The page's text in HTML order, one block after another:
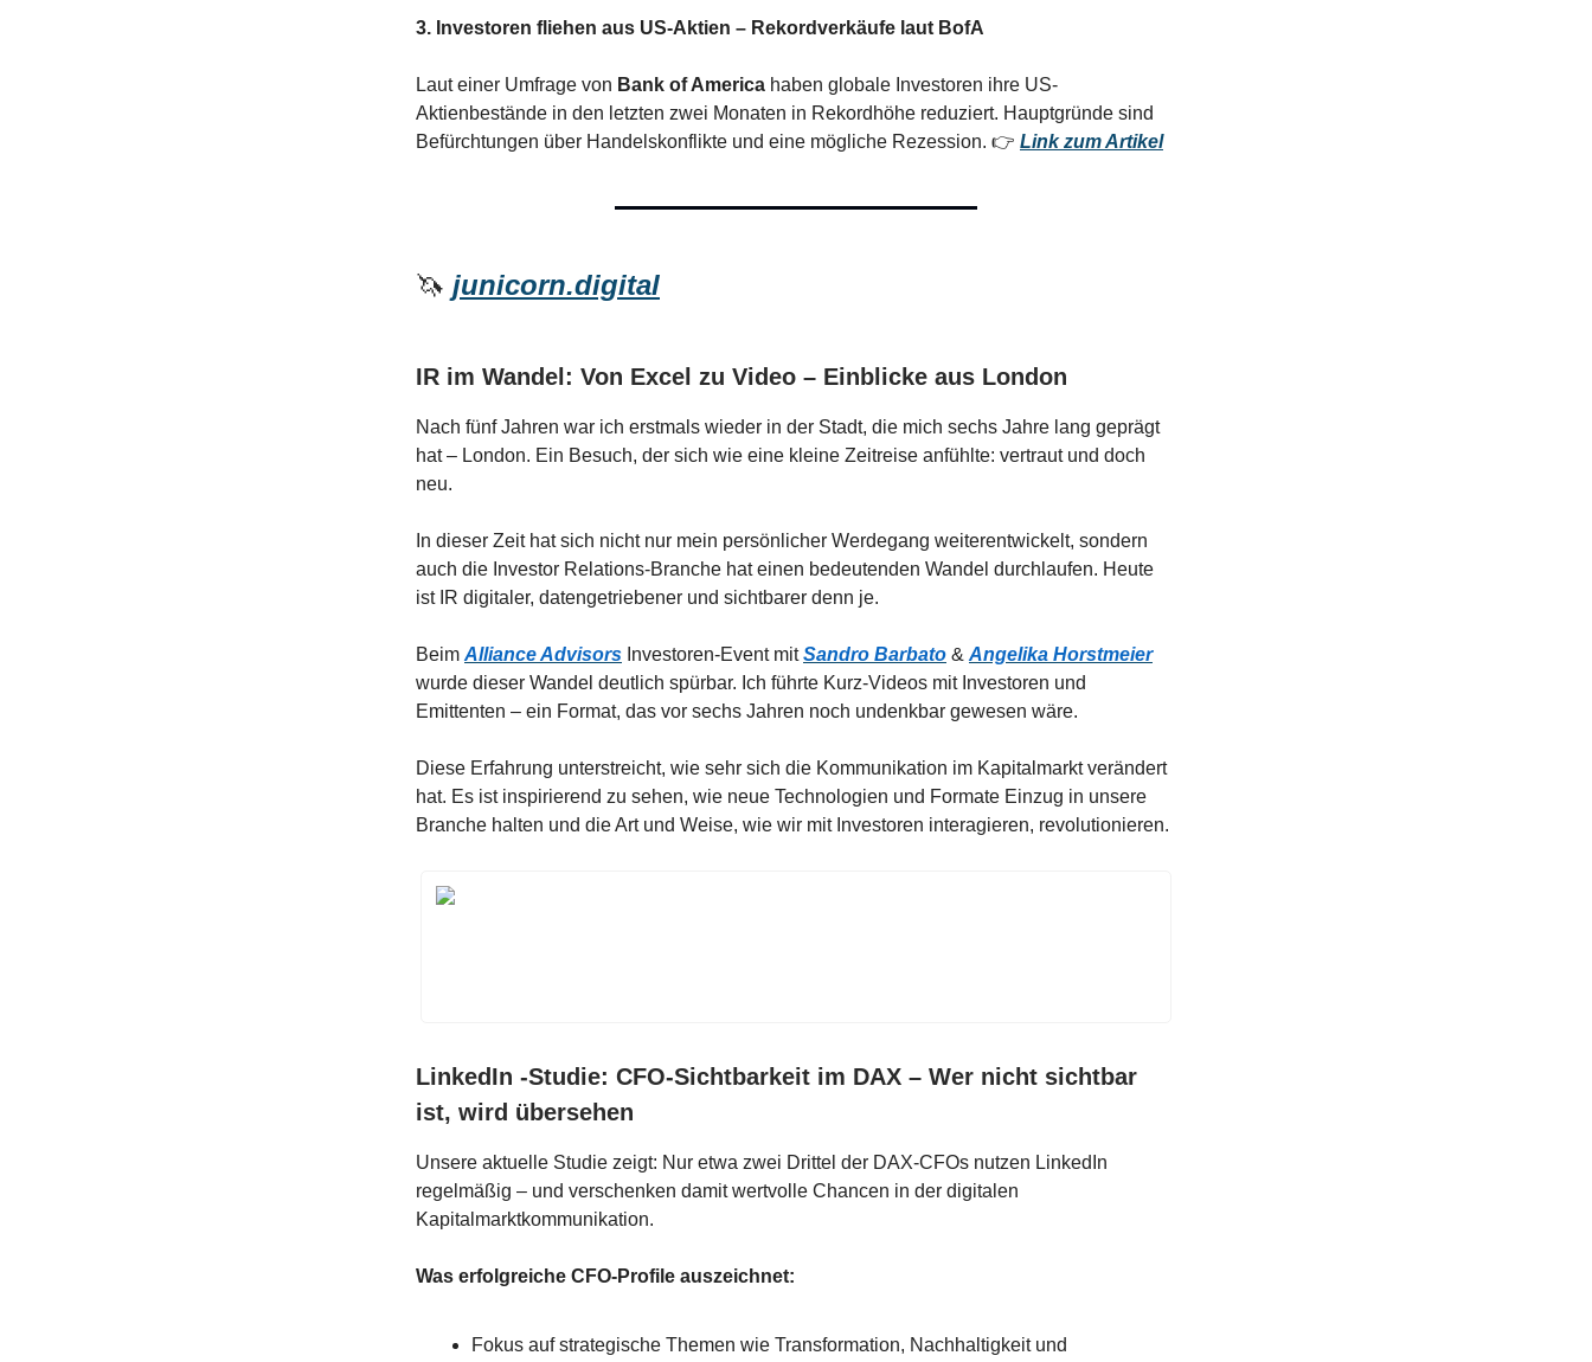
3. Investoren fliehen aus US-Aktien – Rekordverkäufe laut BofA
Laut einer Umfrage von Bank of America haben globale Investoren ihre US-
Aktienbestände in den letzten zwei Monaten in Rekordhöhe reduziert. Hauptgründe sind
Befürchtungen über Handelskonflikte und eine mögliche Rezession. 👉 Link zum Artikel
🦄 junicorn.digital
IR im Wandel: Von Excel zu Video – Einblicke aus London
Nach fünf Jahren war ich erstmals wieder in der Stadt, die mich sechs Jahre lang geprägt
hat – London. Ein Besuch, der sich wie eine kleine Zeitreise anfühlte: vertraut und doch
neu.
In dieser Zeit hat sich nicht nur mein persönlicher Werdegang weiterentwickelt, sondern
auch die Investor Relations-Branche hat einen bedeutenden Wandel durchlaufen. Heute
ist IR digitaler, datengetriebener und sichtbarer denn je.
Beim Alliance Advisors Investoren-Event mitSandro Barbato & Angelika Horstmeier
wurde dieser Wandel deutlich spürbar. Ich führte Kurz-Videos mit Investoren und
Emittenten – ein Format, das vor sechs Jahren noch undenkbar gewesen wäre.
Diese Erfahrung unterstreicht, wie sehr sich die Kommunikation im Kapitalmarkt verändert
hat. Es ist inspirierend zu sehen, wie neue Technologien und Formate Einzug in unsere
Branche halten und die Art und Weise, wie wir mit Investoren interagieren, revolutionieren.
LinkedIn -Studie: CFO-Sichtbarkeit im DAX – Wer nicht sichtbar
ist, wird übersehen
Unsere aktuelle Studie zeigt: Nur etwa zwei Drittel der DAX-CFOs nutzen LinkedIn
regelmäßig – und verschenken damit wertvolle Chancen in der digitalen
Kapitalmarktkommunikation.
Was erfolgreiche CFO-Profile auszeichnet:
Fokus auf strategische Themen wie Transformation, Nachhaltigkeit und